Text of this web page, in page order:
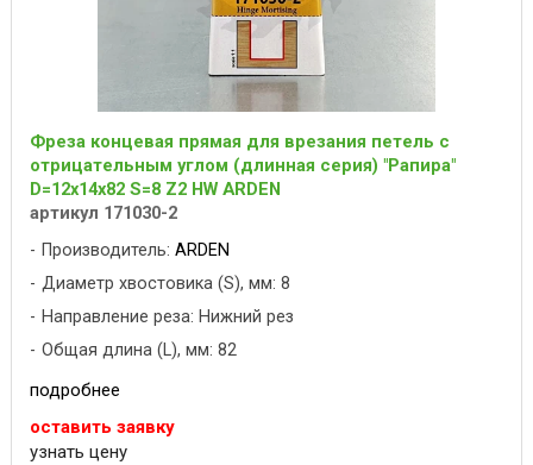
Фреза концевая прямая для врезания петель с
отрицательным углом (длинная серия) "Рапира"
D=12x14x82 S=8 Z2 HW ARDEN
артикул 171030-2
Производитель: ARDEN
Диаметр хвостовика (S), мм: 8
Направление реза: Нижний рез
Общая длина (L), мм: 82
подробнее
оставить заявку
узнать цену